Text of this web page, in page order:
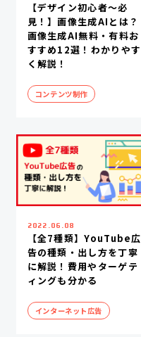
【デザイン初心者～必
見！】画像生成AIとは？
画像生成AI無料・有料お
すすめ12選！わかりやす
く解説！
コンテンツ制作
2022.06.08
【全7種類】YouTube広
告の種類・出し方を丁寧
に解説！費用やターゲテ
ィングも分かる
インターネット広告